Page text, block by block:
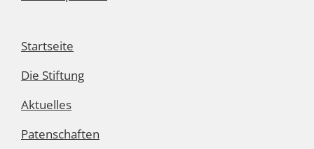
Startseite
Die Stiftung
Aktuelles
Patenschaften